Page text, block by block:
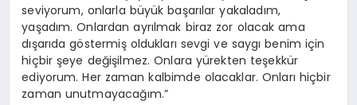
seviyorum, onlarla büyük başarılar yakaladım,
yaşadım. Onlardan ayrılmak biraz zor olacak ama
dışarıda göstermiş oldukları sevgi ve saygı benim için
hiçbir şeye değişilmez. Onlara yürekten teşekkür
ediyorum. Her zaman kalbimde olacaklar. Onları hiçbir
zaman unutmayacağım.”